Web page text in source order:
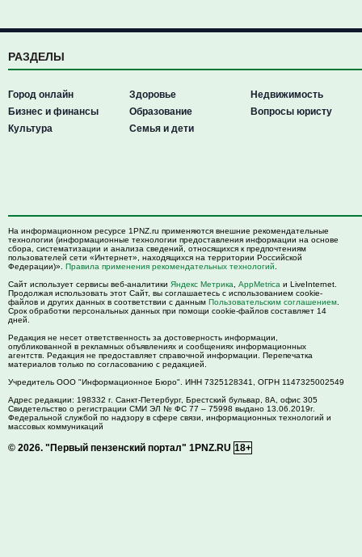
РАЗДЕЛЫ
Город онлайн
Бизнес и финансы
Культура
Здоровье
Образование
Семья и дети
Недвижимость
Вопросы юристу
На информационном ресурсе 1PNZ.ru применяются внешние рекомендательные
технологии (информационные технологии предоставления информации на основе
сбора, систематизации и анализа сведений, относящихся к предпочтениям
пользователей сети «Интернет», находящихся на территории Российской
Федерации)». Правила применения рекомендательных технологий
Сайт использует сервисы веб-аналитики Яндекс Метрика AppMetrica и LiveInternet.
Продолжая использовать этот Сайт, вы соглашаетесь с использованием cookie-
файлов и других данных в соответствии с данным Пользовательским соглашением
Срок обработки персональных данных при помощи cookie-файлов составляет 14
дней.
Редакция не несет ответственность за достоверность информации,
опубликованной в рекламных объявлениях и сообщениях информационных
агентств. Редакция не предоставляет справочной информации. Перепечатка
материалов только по согласованию с редакцией.
Учредитель ООО "Информационное Бюро". ИНН 7325128341, ОГРН 1147325002549
Адрес редакции: 198332 г. Санкт-Петербург, Брестский бульвар, 8А, офис 305
Свидетельство о регистрации СМИ ЭЛ № ФС 77 – 75998 выдано 13.06.2019г.
Федеральной службой по надзору в сфере связи, информационных технологий и
массовых коммуникаций
© 2026. "Первый пензенский портал" 1PNZ.RU 18+